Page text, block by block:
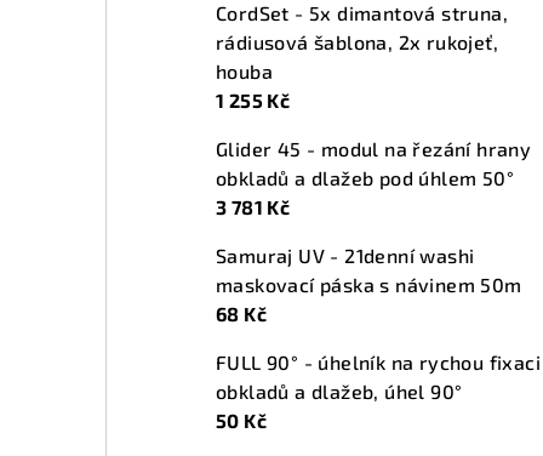
CordSet - 5x dimantová struna,
rádiusová šablona, 2x rukojeť,
houba
1 255 Kč
Glider 45 - modul na řezání hrany
obkladů a dlažeb pod úhlem 50°
3 781 Kč
Samuraj UV - 21denní washi
maskovací páska s návinem 50m
68 Kč
FULL 90° - úhelník na rychou fixaci
obkladů a dlažeb, úhel 90°
50 Kč